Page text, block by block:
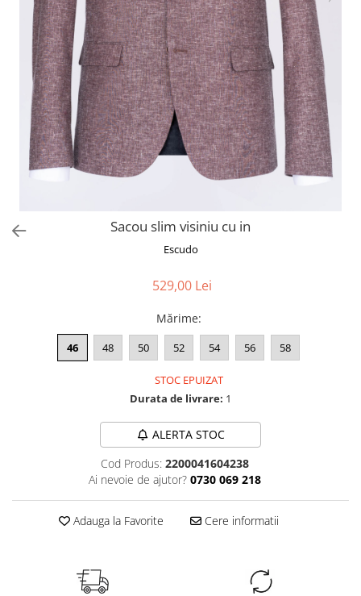
Sacou slim visiniu cu in
Escudo
529,00 Lei
Mărime:
46 48 50 52 54 56 58
STOC EPUIZAT
Durata de livrare: 1
ALERTA STOC
Cod Produs: 2200041604238
Ai nevoie de ajutor? 0730 069 218
Adauga la Favorite Cere informatii